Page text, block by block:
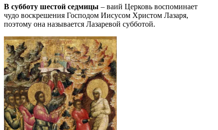
В субботу шестой седмицы – ваий Церковь воспоминает
чудо воскрешения Господом Иисусом Христом Лазаря,
поэтому она называется Лазаревой субботой.